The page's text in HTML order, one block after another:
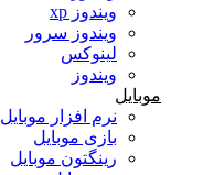
ویندوز xp
ویندوز سرور
لینوکس
ویندوز
موبایل
نرم افزار موبایل
بازی موبایل
رینگتون موبایل